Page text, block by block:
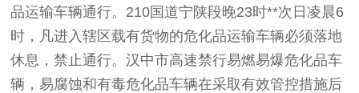
品运输车辆通行。210国道宁陕段晚23时**次日凌晨6
时，凡进入辖区载有货物的危化品运输车辆必须落地
休息，禁止通行。汉中市高速禁行易燃易爆危化品车
辆，易腐蚀和有毒危化品车辆在采取有效管控措施后